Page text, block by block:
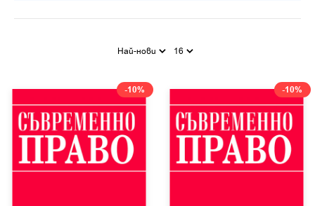
Най-нови 16
-10% -10%